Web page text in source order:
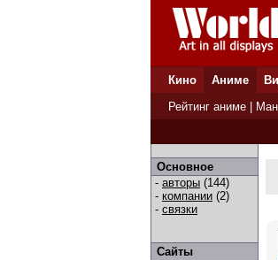
Кино Аниме
Рейтинг аниме |
Основное
- авторы (144)
- компании (2)
- связки
Сайты